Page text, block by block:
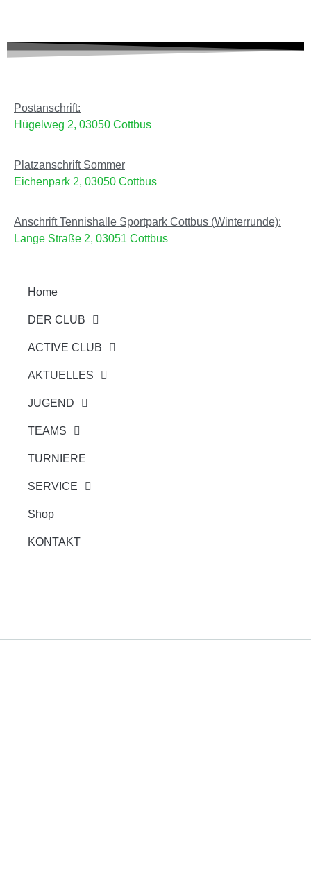
Postanschrift:
Hügelweg 2, 03050 Cottbus
Platzanschrift Sommer
Eichenpark 2, 03050 Cottbus
Anschrift Tennishalle Sportpark Cottbus (Winterrunde):
Lange Straße 2, 03051 Cottbus
Home
DER CLUB
ACTIVE CLUB
AKTUELLES
JUGEND
TEAMS
TURNIERE
SERVICE
Shop
KONTAKT